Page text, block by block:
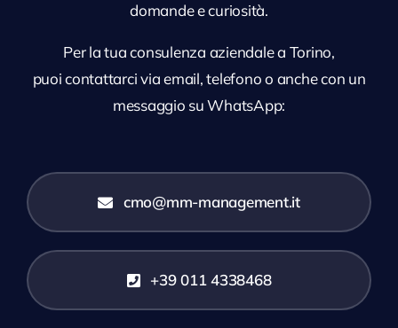
domande e curiosità.
Per la tua consulenza aziendale a Torino,
puoi contattarci via email, telefono o anche con un
messaggio su WhatsApp:
cmo@mm-management.it
+39 011 4338468